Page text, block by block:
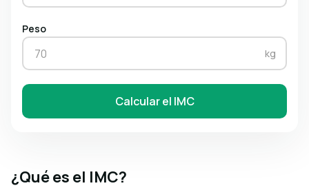
Peso
kg
Calcular el IMC
¿Qué es el IMC?